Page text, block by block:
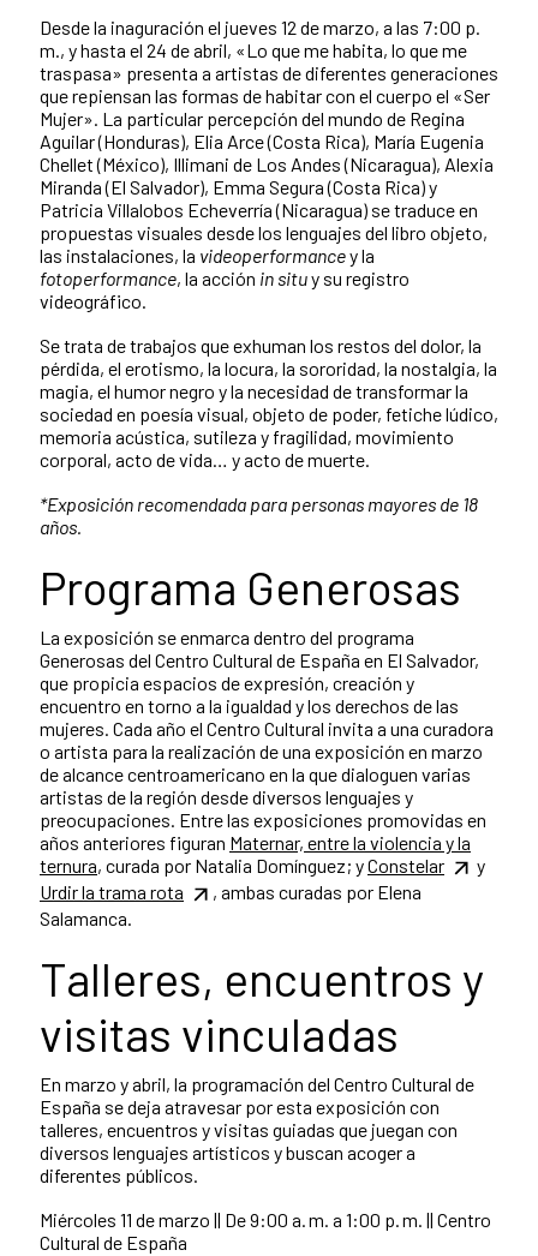
Desde la inaguración el jueves 12 de marzo, a las 7:00 p.
m., y hasta el 24 de abril, «Lo que me habita, lo que me
traspasa» presenta a artistas de diferentes generaciones
que repiensan las formas de habitar con el cuerpo el «Ser
Mujer». La particular percepción del mundo de Regina
Aguilar (Honduras), Elia Arce (Costa Rica), María Eugenia
Chellet (México), Illimani de Los Andes (Nicaragua), Alexia
Miranda (El Salvador), Emma Segura (Costa Rica) y
Patricia Villalobos Echeverría (Nicaragua) se traduce en
propuestas visuales desde los lenguajes del libro objeto,
las instalaciones, la videoperformancey la
fotoperformance, la acción in situy su registro
videográfico.
Se trata de trabajos que exhuman los restos del dolor, la
pérdida, el erotismo, la locura, la sororidad, la nostalgia, la
magia, el humor negro y la necesidad de transformar la
sociedad en poesía visual, objeto de poder, fetiche lúdico,
memoria acústica, sutileza y fragilidad, movimiento
corporal, acto de vida… y acto de muerte.
*Exposición recomendada para personas mayores de 18
años.
Programa Generosas
La exposición se enmarca dentro del programa
Generosas del Centro Cultural de España en El Salvador,
que propicia espacios de expresión, creación y
encuentro en torno a la igualdad y los derechos de las
mujeres. Cada año el Centro Cultural invita a una curadora
o artista para la realización de una exposición en marzo
de alcance centroamericano en la que dialoguen varias
artistas de la región desde diversos lenguajes y
preocupaciones. Entre las exposiciones promovidas en
años anteriores figuran Maternar, entre la violencia y la
ternura, curada por Natalia Domínguez; yConstelar
y
Urdir la trama rota
, ambas curadas por Elena
Salamanca.
Talleres, encuentros y
visitas vinculadas
En marzo y abril, la programación del Centro Cultural de
España se deja atravesar por esta exposición con
talleres, encuentros y visitas guiadas que juegan con
diversos lenguajes artísticos y buscan acoger a
diferentes públicos.
Miércoles 11 de marzo || De 9:00 a. m. a 1:00 p. m. || Centro
Cultural de España